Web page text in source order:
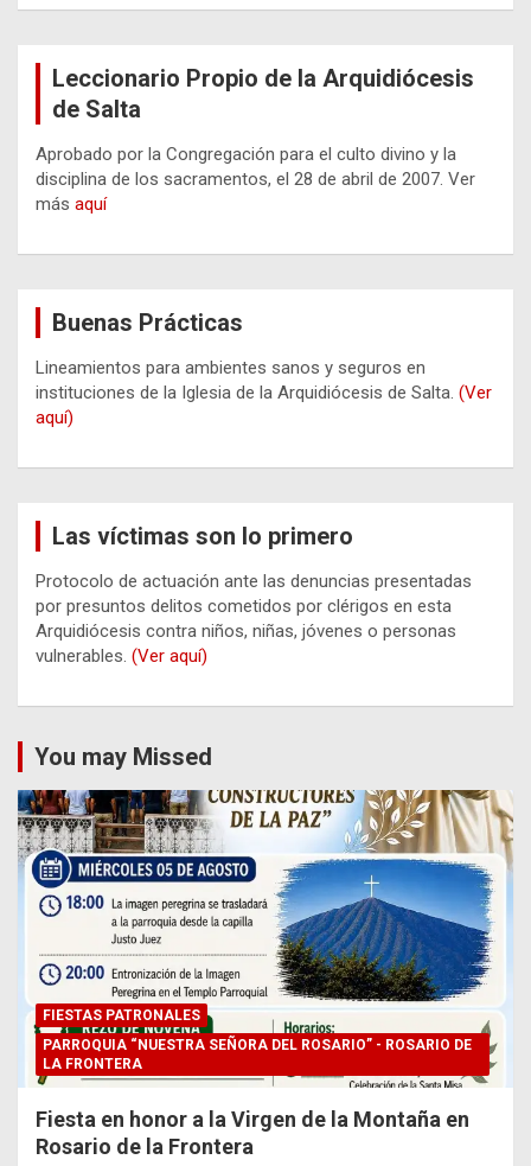
Leccionario Propio de la Arquidiócesis
de Salta
Aprobado por la Congregación para el culto divino y la
disciplina de los sacramentos, el 28 de abril de 2007. Ver
más aquí
Buenas Prácticas
Lineamientos para ambientes sanos y seguros en
instituciones de la Iglesia de la Arquidiócesis de Salta. (Ver
aquí)
Las víctimas son lo primero
Protocolo de actuación ante las denuncias presentadas
por presuntos delitos cometidos por clérigos en esta
Arquidiócesis contra niños, niñas, jóvenes o personas
vulnerables. (Ver aquí)
You may Missed
FIESTAS PATRONALES
PARROQUIA “NUESTRA SEÑORA DEL ROSARIO” - ROSARIO DE
LA FRONTERA
Fiesta en honor a la Virgen de la Montaña en
Rosario de la Frontera